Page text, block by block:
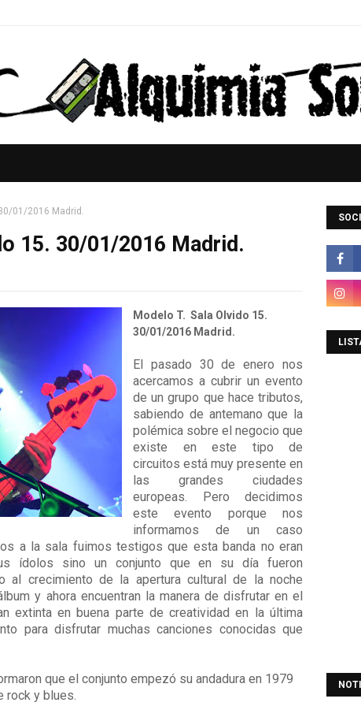
01/2016 Madrid.
15. 30/01/2016 Madrid.
Modelo T. Sala Olvido 15.
30/01/2016 Madrid.
El pasado 30 de enero nos
acercamos a cubrir un evento
de un grupo que hace tributos,
sabiendo de antemano que la
polémica sobre el negocio que
existe en este tipo de
circuitos está muy presente en
las grandes ciudades
europeas. Pero decidimos
este evento porque nos
informamos de un caso
a la sala fuimos testigos que esta banda no eran
ídolos sino un conjunto que en su día fueron
al crecimiento de la apertura cultural de la noche
y ahora encuentran la manera de disfrutar en el
extinta en buena parte de creatividad en la última
para disfrutar muchas canciones conocidas que
que el conjunto empezó su andadura en 1979
rock y blues.